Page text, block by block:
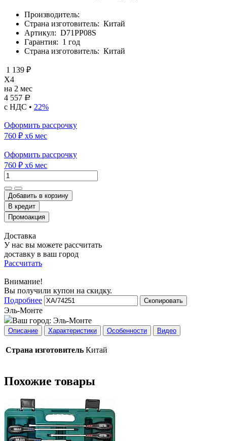
Производитель:
Страна изготовитель: Китай
Артикул: D71PP08S
Гарантия: 1 год
Страна изготовитель: Китай
1 139 ₽
X4
на 2 мес
4 557 Р
с НДС • 22%
Оформить рассрочку
760 ₽ x6 мес
Оформить рассрочку
760 ₽ x6 мес
Добавить в корзину
Доставка
У нас вы можете рассчитать
доставку в ваш город
Рассчитать
Внимание!
Вы получили купон на скидку.
Подробнее
Скопировать
Эль-Монте
Ваш город: Эль-Монте
Описание Характеристики Особенности Видео
Страна изготовитель Китай
Похожие товары